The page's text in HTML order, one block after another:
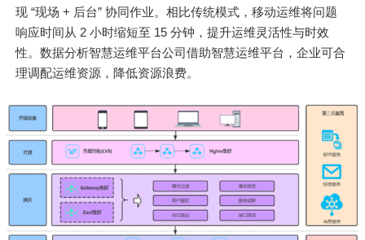
现 “现场 + 后台” 协同作业。相比传统模式，移动运维将问题
响应时间从 2 小时缩短至 15 分钟，提升运维灵活性与时效
性。数据分析智慧运维平台公司借助智慧运维平台，企业可合
理调配运维资源，降低资源浪费。